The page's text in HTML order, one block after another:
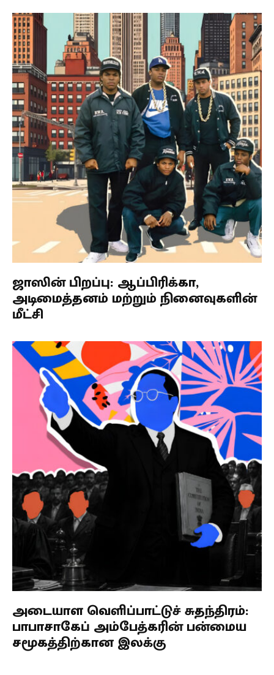
ஜாஸின் பிறப்பு: ஆப்பிரிக்கா,
அடிமைத்தனம் மற்றும் நினைவுகளின்
மீட்சி
அடையாள வெளிப்பாட்டுச் சுதந்திரம்:
பாபாசாகேப் அம்பேத்கரின் பன்மைய
சமூகத்திற்கான இலக்கு